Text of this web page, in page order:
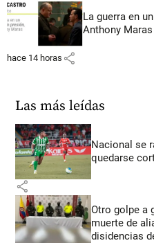
La guerra en
Anthony Maras
hace 14 horas share
Las más leídas
Nacional se
quedarse
share
Otro golpe a
muerte de
disidencias